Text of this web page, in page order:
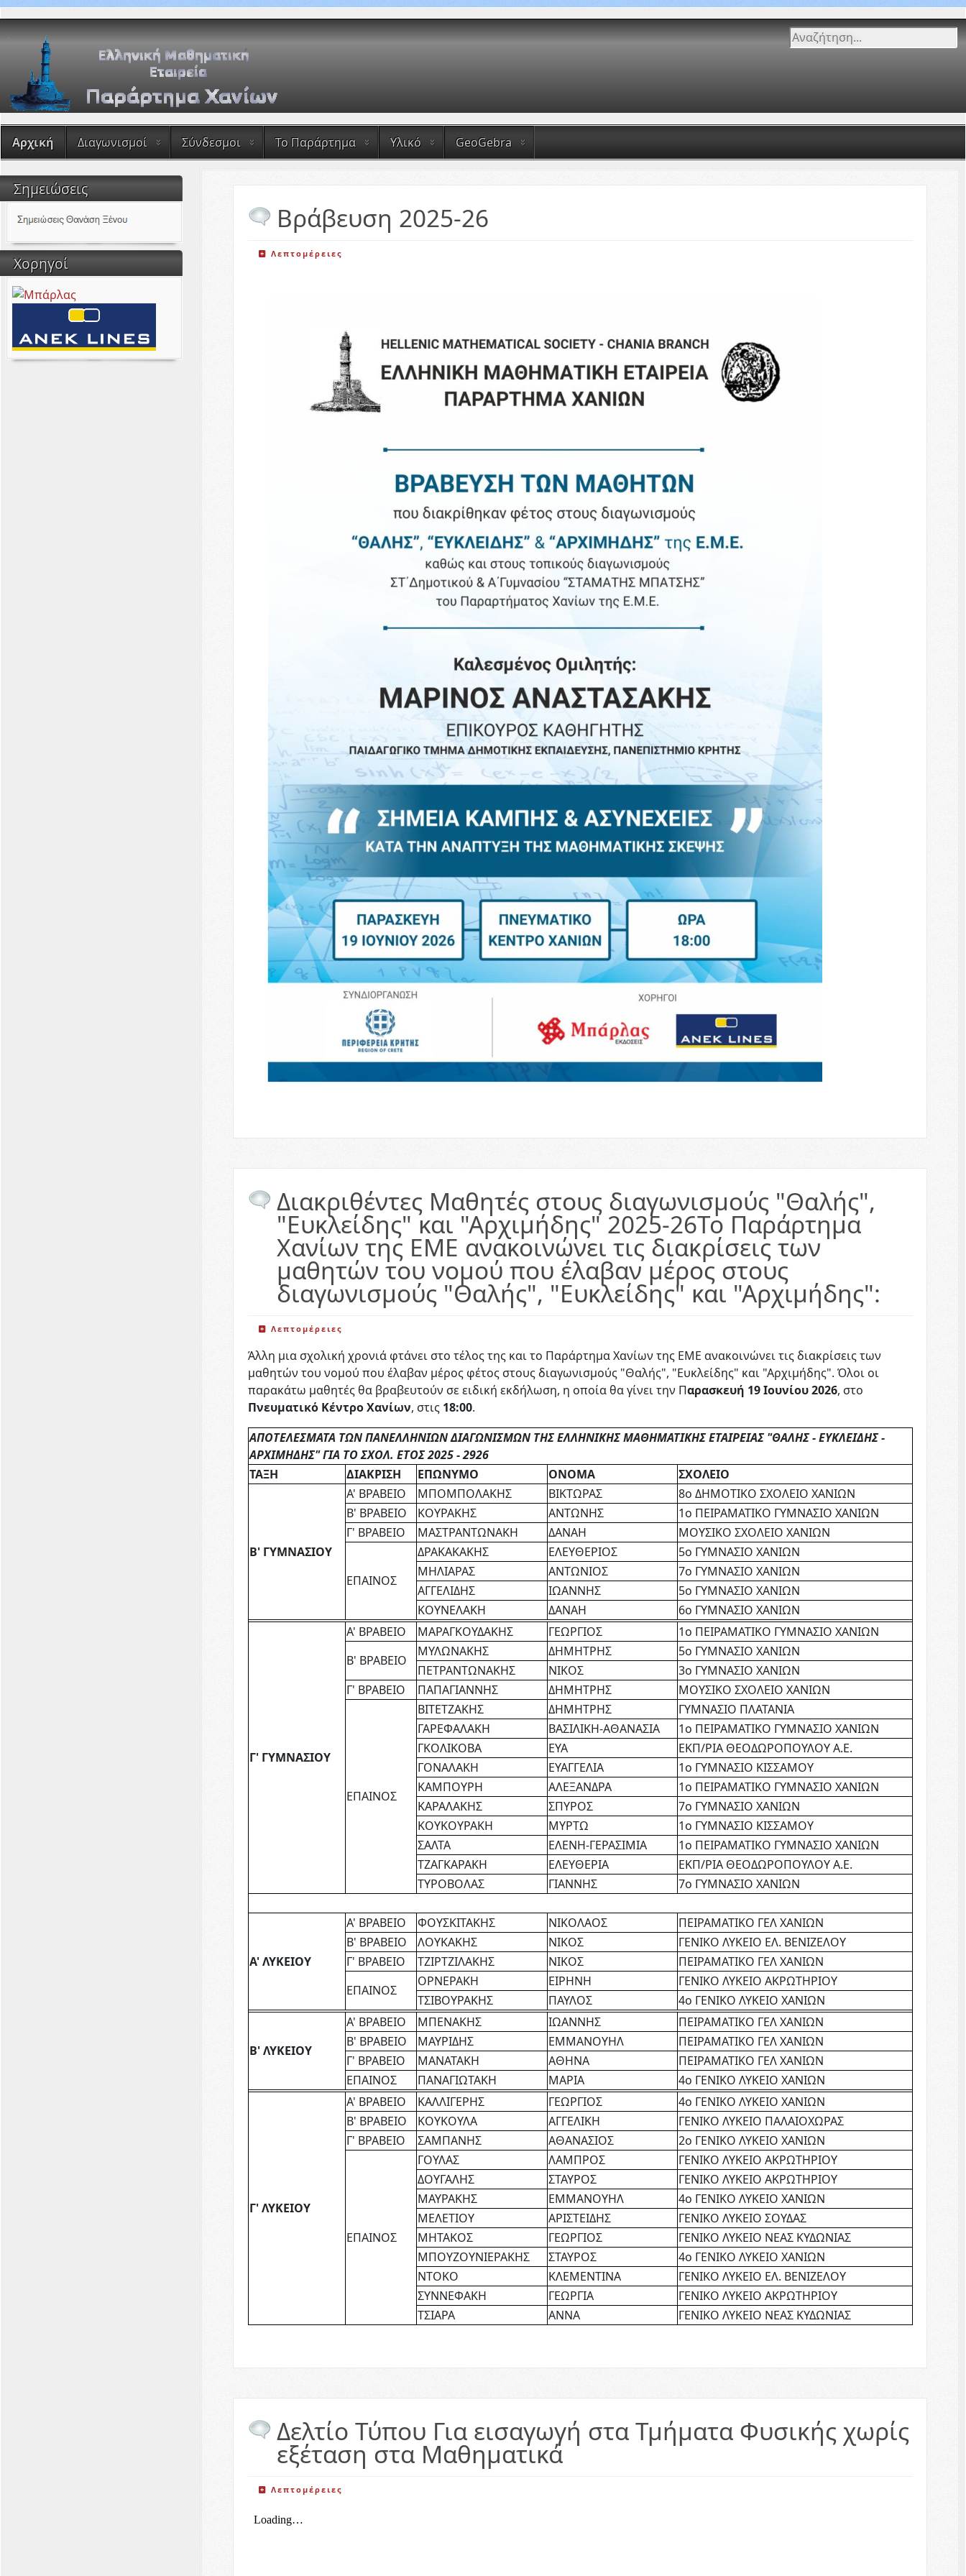
Αναζήτηση...
Αρχική Διαγωνισμοί Σύνδεσμοι Το Παράρτημα Υλικό GeoGebra
Σημειώσεις
Χορηγοί
Βράβευση 2025-26
Λεπτομέρειες
Διακριθέντες Μαθητές στους διαγωνισμούς "Θαλής",
"Ευκλείδης" και "Αρχιμήδης" 2025-26Το Παράρτημα
Χανίων της ΕΜΕ ανακοινώνει τις διακρίσεις των
μαθητών του νομού που έλαβαν μέρος στους
διαγωνισμούς "Θαλής", "Ευκλείδης" και "Αρχιμήδης":
Λεπτομέρειες
Άλλη μια σχολική χρονιά φτάνει στο τέλος της και το Παράρτημα Χανίων της ΕΜΕ ανακοινώνει τις διακρίσεις των
μαθητών του νομού που έλαβαν μέρος φέτος στους διαγωνισμούς "Θαλής", "Ευκλείδης" και "Αρχιμήδης". Όλοι οι
παρακάτω μαθητές θα βραβευτούν σε ειδική εκδήλωση, η οποία θα γίνει την Παρασκευή 19 Ιουνίου 2026, στο
Πνευματικό Κέντρο Χανίων, στις 18:00.
ΑΠΟΤΕΛΕΣΜΑΤΑ ΤΩΝ ΠΑΝΕΛΛΗΝΙΩΝ ΔΙΑΓΩΝΙΣΜΩΝ ΤΗΣ ΕΛΛΗΝΙΚΗΣ ΜΑΘΗΜΑΤΙΚΗΣ ΕΤΑΙΡΕΙΑΣ "ΘΑΛΗΣ - ΕΥΚΛΕΙΔΗΣ -
ΑΡΧΙΜΗΔΗΣ" ΓΙΑ ΤΟ ΣΧΟΛ. ΕΤΟΣ 2025 - 2926
ΤΑΞΗ
ΔΙΑΚΡΙΣΗ ΕΠΩΝΥΜΟ ΟΝΟΜΑ ΣΧΟΛΕΙΟ
Β' ΓΥΜΝΑΣΙΟΥ
Α' ΒΡΑΒΕΙΟ ΜΠΟΜΠΟΛΑΚΗΣ ΒΙΚΤΩΡΑΣ
8ο ΔΗΜΟΤΙΚΟ ΣΧΟΛΕΙΟ ΧΑΝΙΩΝ
Β' ΒΡΑΒΕΙΟ
ΚΟΥΡΑΚΗΣ ΑΝΤΩΝΗΣ
1ο ΠΕΙΡΑΜΑΤΙΚΟ ΓΥΜΝΑΣΙΟ ΧΑΝΙΩΝ
Γ' ΒΡΑΒΕΙΟ
ΜΑΣΤΡΑΝΤΩΝΑΚΗ ΔΑΝΑΗ ΜΟΥΣΙΚΟ ΣΧΟΛΕΙΟ ΧΑΝΙΩΝ
ΕΠΑΙΝΟΣ
ΔΡΑΚΑΚΑΚΗΣ ΕΛΕΥΘΕΡΙΟΣ
5ο ΓΥΜΝΑΣΙΟ ΧΑΝΙΩΝ
ΜΗΛΙΑΡΑΣ
ΑΝΤΩΝΙΟΣ
7ο ΓΥΜΝΑΣΙΟ ΧΑΝΙΩΝ
ΑΓΓΕΛΙΔΗΣ
ΙΩΑΝΝΗΣ
5ο ΓΥΜΝΑΣΙΟ ΧΑΝΙΩΝ
ΚΟΥΝΕΛΑΚΗ
ΔΑΝΑΗ 6ο ΓΥΜΝΑΣΙΟ ΧΑΝΙΩΝ
Γ' ΓΥΜΝΑΣΙΟΥ
Α' ΒΡΑΒΕΙΟ ΜΑΡΑΓΚΟΥΔΑΚΗΣ ΓΕΩΡΓΙΟΣ
1ο ΠΕΙΡΑΜΑΤΙΚΟ ΓΥΜΝΑΣΙΟ ΧΑΝΙΩΝ
Β' ΒΡΑΒΕΙΟ
ΜΥΛΩΝΑΚΗΣ ΔΗΜΗΤΡΗΣ
5ο ΓΥΜΝΑΣΙΟ ΧΑΝΙΩΝ
ΠΕΤΡΑΝΤΩΝΑΚΗΣ
ΝΙΚΟΣ
3ο ΓΥΜΝΑΣΙΟ ΧΑΝΙΩΝ
Γ' ΒΡΑΒΕΙΟ
ΠΑΠΑΓΙΑΝΝΗΣ ΔΗΜΗΤΡΗΣ ΜΟΥΣΙΚΟ ΣΧΟΛΕΙΟ ΧΑΝΙΩΝ
ΕΠΑΙΝΟΣ
ΒΙΤΕΤΖΑΚΗΣ ΔΗΜΗΤΡΗΣ
ΓΥΜΝΑΣΙΟ ΠΛΑΤΑΝΙΑ
ΓΑΡΕΦΑΛΑΚΗ
ΒΑΣΙΛΙΚΗ-ΑΘΑΝΑΣΙΑ
1ο ΠΕΙΡΑΜΑΤΙΚΟ ΓΥΜΝΑΣΙΟ ΧΑΝΙΩΝ
ΓΚΟΛΙΚΟΒΑ
ΕΥΑ
ΕΚΠ/ΡΙΑ ΘΕΟΔΩΡΟΠΟΥΛΟΥ Α.Ε.
ΓΟΝΑΛΑΚΗ
ΕΥΑΓΓΕΛΙΑ
1ο ΓΥΜΝΑΣΙΟ ΚΙΣΣΑΜΟΥ
ΚΑΜΠΟΥΡΗ
ΑΛΕΞΑΝΔΡΑ
1ο ΠΕΙΡΑΜΑΤΙΚΟ ΓΥΜΝΑΣΙΟ ΧΑΝΙΩΝ
ΚΑΡΑΛΑΚΗΣ
ΣΠΥΡΟΣ
7ο ΓΥΜΝΑΣΙΟ ΧΑΝΙΩΝ
ΚΟΥΚΟΥΡΑΚΗ
ΜΥΡΤΩ
1ο ΓΥΜΝΑΣΙΟ ΚΙΣΣΑΜΟΥ
ΣΑΛΤΑ
ΕΛΕΝΗ-ΓΕΡΑΣΙΜΙΑ
1ο ΠΕΙΡΑΜΑΤΙΚΟ ΓΥΜΝΑΣΙΟ ΧΑΝΙΩΝ
ΤΖΑΓΚΑΡΑΚΗ
ΕΛΕΥΘΕΡΙΑ
ΕΚΠ/ΡΙΑ ΘΕΟΔΩΡΟΠΟΥΛΟΥ Α.Ε.
ΤΥΡΟΒΟΛΑΣ
ΓΙΑΝΝΗΣ 7ο ΓΥΜΝΑΣΙΟ ΧΑΝΙΩΝ
Α' ΛΥΚΕΙΟΥ
Α' ΒΡΑΒΕΙΟ ΦΟΥΣΚΙΤΑΚΗΣ ΝΙΚΟΛΑΟΣ
ΠΕΙΡΑΜΑΤΙΚΟ ΓΕΛ ΧΑΝΙΩΝ
Β' ΒΡΑΒΕΙΟ
ΛΟΥΚΑΚΗΣ ΝΙΚΟΣ
ΓΕΝΙΚΟ ΛΥΚΕΙΟ ΕΛ. ΒΕΝΙΖΕΛΟΥ
Γ' ΒΡΑΒΕΙΟ
ΤΖΙΡΤΖΙΛΑΚΗΣ ΝΙΚΟΣ
ΠΕΙΡΑΜΑΤΙΚΟ ΓΕΛ ΧΑΝΙΩΝ
ΕΠΑΙΝΟΣ
ΟΡΝΕΡΑΚΗ ΕΙΡΗΝΗ
ΓΕΝΙΚΟ ΛΥΚΕΙΟ ΑΚΡΩΤΗΡΙΟΥ
ΤΣΙΒΟΥΡΑΚΗΣ
ΠΑΥΛΟΣ 4ο ΓΕΝΙΚΟ ΛΥΚΕΙΟ ΧΑΝΙΩΝ
Β' ΛΥΚΕΙΟΥ
Α' ΒΡΑΒΕΙΟ ΜΠΕΝΑΚΗΣ ΙΩΑΝΝΗΣ
ΠΕΙΡΑΜΑΤΙΚΟ ΓΕΛ ΧΑΝΙΩΝ
Β' ΒΡΑΒΕΙΟ
ΜΑΥΡΙΔΗΣ ΕΜΜΑΝΟΥΗΛ
ΠΕΙΡΑΜΑΤΙΚΟ ΓΕΛ ΧΑΝΙΩΝ
Γ' ΒΡΑΒΕΙΟ
ΜΑΝΑΤΑΚΗ ΑΘΗΝΑ
ΠΕΙΡΑΜΑΤΙΚΟ ΓΕΛ ΧΑΝΙΩΝ
ΕΠΑΙΝΟΣ
ΠΑΝΑΓΙΩΤΑΚΗ ΜΑΡΙΑ 4ο ΓΕΝΙΚΟ ΛΥΚΕΙΟ ΧΑΝΙΩΝ
Γ' ΛΥΚΕΙΟΥ
Α' ΒΡΑΒΕΙΟ ΚΑΛΛΙΓΕΡΗΣ ΓΕΩΡΓΙΟΣ
4ο ΓΕΝΙΚΟ ΛΥΚΕΙΟ ΧΑΝΙΩΝ
Β' ΒΡΑΒΕΙΟ
ΚΟΥΚΟΥΛΑ ΑΓΓΕΛΙΚΗ
ΓΕΝΙΚΟ ΛΥΚΕΙΟ ΠΑΛΑΙΟΧΩΡΑΣ
Γ' ΒΡΑΒΕΙΟ
ΣΑΜΠΑΝΗΣ ΑΘΑΝΑΣΙΟΣ 2ο ΓΕΝΙΚΟ ΛΥΚΕΙΟ ΧΑΝΙΩΝ
ΕΠΑΙΝΟΣ
ΓΟΥΛΑΣ ΛΑΜΠΡΟΣ
ΓΕΝΙΚΟ ΛΥΚΕΙΟ ΑΚΡΩΤΗΡΙΟΥ
ΔΟΥΓΑΛΗΣ
ΣΤΑΥΡΟΣ
ΓΕΝΙΚΟ ΛΥΚΕΙΟ ΑΚΡΩΤΗΡΙΟΥ
ΜΑΥΡΑΚΗΣ
ΕΜΜΑΝΟΥΗΛ
4ο ΓΕΝΙΚΟ ΛΥΚΕΙΟ ΧΑΝΙΩΝ
ΜΕΛΕΤΙΟΥ
ΑΡΙΣΤΕΙΔΗΣ
ΓΕΝΙΚΟ ΛΥΚΕΙΟ ΣΟΥΔΑΣ
ΜΗΤΑΚΟΣ
ΓΕΩΡΓΙΟΣ
ΓΕΝΙΚΟ ΛΥΚΕΙΟ ΝΕΑΣ ΚΥΔΩΝΙΑΣ
ΜΠΟΥΖΟΥΝΙΕΡΑΚΗΣ
ΣΤΑΥΡΟΣ
4ο ΓΕΝΙΚΟ ΛΥΚΕΙΟ ΧΑΝΙΩΝ
ΝΤΟΚΟ
ΚΛΕΜΕΝΤΙΝΑ
ΓΕΝΙΚΟ ΛΥΚΕΙΟ ΕΛ. ΒΕΝΙΖΕΛΟΥ
ΣΥΝΝΕΦΑΚΗ
ΓΕΩΡΓΙΑ
ΓΕΝΙΚΟ ΛΥΚΕΙΟ ΑΚΡΩΤΗΡΙΟΥ
ΤΣΙΑΡΑ
ΑΝΝΑ ΓΕΝΙΚΟ ΛΥΚΕΙΟ ΝΕΑΣ ΚΥΔΩΝΙΑΣ
Δελτίο Τύπου Για εισαγωγή στα Τμήματα Φυσικής χωρίς
εξέταση στα Μαθηματικά
Λεπτομέρειες